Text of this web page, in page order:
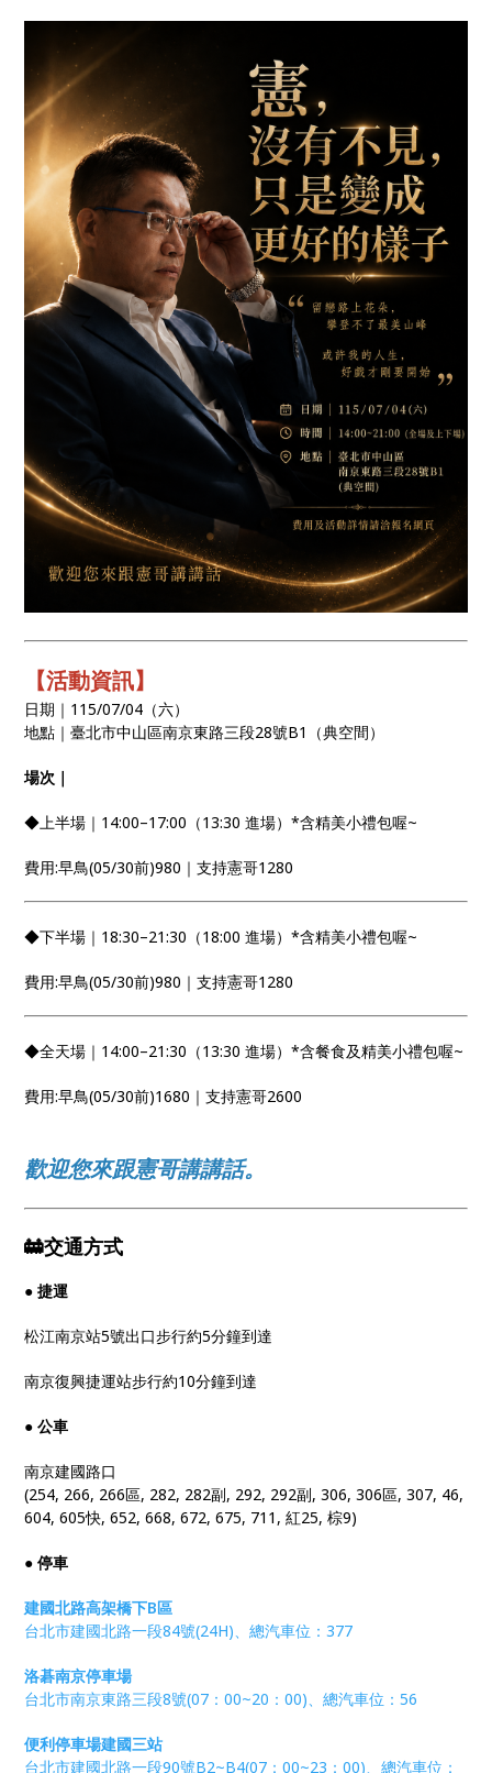
【活動資訊】
日期｜115/07/04（六）
地點｜臺北市中山區南京東路三段28號B1（典空間）
場次｜
◆上半場｜14:00–17:00（13:30 進場）*含精美小禮包喔~
費用:早鳥(05/30前)980｜支持憲哥1280
◆下半場｜18:30–21:30（18:00 進場）*含精美小禮包喔~
費用:早鳥(05/30前)980｜支持憲哥1280
◆全天場｜14:00–21:30（13:30 進場）*含餐食及精美小禮包喔~
費用:早鳥(05/30前)1680｜支持憲哥2600
歡迎您來跟憲哥講講話。
🚋交通方式
● 捷運
松江南京站5號出口步行約5分鐘到達
南京復興捷運站步行約10分鐘到達
● 公車
南京建國路口
(254, 266, 266區, 282, 282副, 292, 292副, 306, 306區, 307, 46,
604, 605快, 652, 668, 672, 675, 711, 紅25, 棕9)
● 停車
建國北路高架橋下B區
台北市建國北路一段84號(24H)、總汽車位：377
洛碁南京停車場
台北市南京東路三段8號(07：00~20：00)、總汽車位：56
便利停車場建國三站
台北市建國北路一段90號B2~B4(07：00~23：00)、總汽車位：